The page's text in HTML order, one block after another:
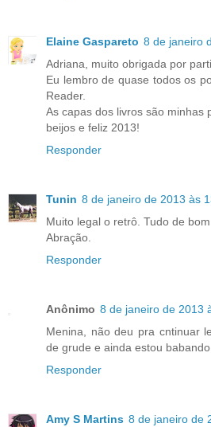
Elaine Gaspareto 8 de janeiro
Adriana, muito obrigada por
Eu lembro de quase todos os
Reader.
As capas dos livros são minhas
beijos e feliz 2013!
Responder
Tunin 8 de janeiro de 2013 às
Muito legal o retrô. Tudo de
Abração.
Responder
Anônimo 8 de janeiro de 2013
Menina, não deu pra cntinuar
de grude e ainda estou
Responder
Amy S Martins 8 de janeiro de